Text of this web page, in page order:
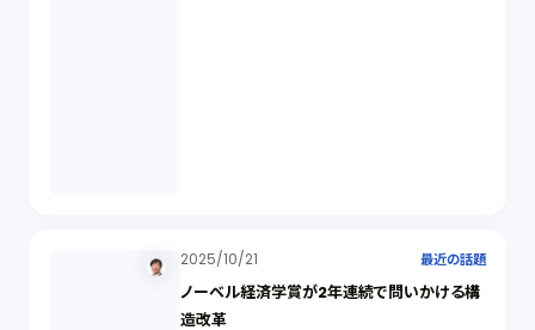
2025/10/21 最近の話題
ノーベル経済学賞が2年連続で問いかける構
造改革